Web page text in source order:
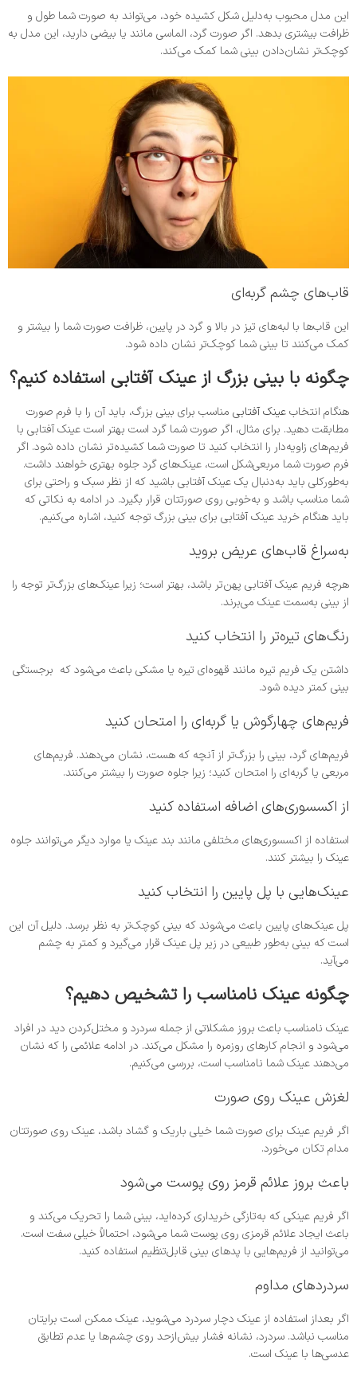
این مدل محبوب به‌دلیل شکل کشیده خود، می‌تواند به صورت شما طول و
ظرافت بیشتری بدهد. اگر صورت گرد، الماسی مانند یا بیضی دارید، این مدل به
کوچک‌تر نشان‌دادن بینی شما کمک می‌کند.
قاب‌های چشم گربه‌ای
این قاب‌ها با لبه‌های تیز در بالا و گرد در پایین، ظرافت صورت شما را بیشتر و
کمک می‌کنند تا بینی شما کوچک‌تر نشان داده شود.
چگونه با بینی بزرگ از عینک آفتابی استفاده کنیم؟
هنگام انتخابعینک آفتابی مناسب برای بینی بزرگ، باید آن را با فرم صورت
مطابقت دهید. برای مثال، اگر صورت شما گرد است بهتر است عینک‌ آفتابی با
فریم‌های زاویه‌دار را انتخاب کنید تا صورت شما کشیده‌تر نشان داده شود. اگر
فرم صورت شما مربعی‌شکل است، عینک‌های گرد جلوه بهتری خواهند داشت.
به‌طورکلی باید به‌دنبال یک عینک آفتابی باشید که از نظر سبک و راحتی برای
شما مناسب باشد و به‌خوبی روی صورتتان قرار بگیرد. در ادامه به نکاتی که
باید هنگام خرید عینک آفتابی برای بینی بزرگ توجه کنید، اشاره می‌کنیم.
به‌سراغ قاب‌های عریض بروید
هرچه فریم عینک آفتابی پهن‌تر باشد، بهتر است؛ زیرا عینک‌های بزرگ‌تر توجه را
از بینی به‌سمت عینک می‌برند.
رنگ‌های تیره‌تر را انتخاب کنید
داشتن یک فریم تیره مانند قهوه‌ای تیره یا مشکی باعث می‌شود که برجستگی
بینی کمتر دیده شود.
فریم‌های چهارگوش یا گربه‌ای را امتحان کنید
فریم‌های گرد، بینی را بزرگ‌تر از آنچه که هست، نشان می‌دهند. فریم‌های
مربعی یا گربه‌ای را امتحان کنید؛ زیرا جلوه صورت را بیشتر می‌کنند.
از اکسسوری‌های اضافه استفاده کنید
استفاده از اکسسوری‌های مختلفی مانند بند عینک یا موارد دیگر می‌توانند جلوه
عینک را بیشتر کنند.
عینک‌هایی با پل پایین را انتخاب کنید
پل عینک‌های پایین باعث می‌شوند که بینی کوچک‌تر به ‌نظر برسد. دلیل آن این
است که بینی به‌طور طبیعی در زیر پل عینک قرار می‌گیرد و کمتر به چشم
می‌آید.
چگونه عینک نامناسب را تشخیص دهیم؟
عینک نامناسب باعث بروز مشکلاتی از جمله سردرد و مختل‌کردن دید در افراد
می‌شود و انجام کارهای روزمره را مشکل می‌کند. در ادامه علائمی را که نشان
می‌دهند عینک شما نامناسب است، بررسی می‌کنیم.
لغزش عینک روی صورت
اگر فریم عینک برای صورت شما خیلی باریک و گشاد باشد، عینک روی صورتتان
مدام تکان می‌خورد.
باعث بروز علائم قرمز روی پوست می‌شود
اگر فریم عینکی که به‌تازگی خریداری کرده‌اید، بینی شما را تحریک می‌کند و
باعث ایجاد علائم قرمزی روی پوست شما می‌شود، احتمالاً خیلی سفت است.
می‌توانید از فریم‌هایی با پدهای بینی قابل‌تنظیم استفاده کنید.
سردرد‌های مداوم
اگر بعداز استفاده از عینک دچار سردرد می‌شوید، عینک ممکن است برایتان
مناسب نباشد. سردرد، نشانه فشار بیش‌از‌حد روی چشم‌ها یا عدم تطابق
عدسی‌ها با عینک است.